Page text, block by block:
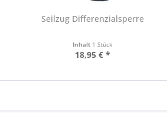
Seilzug Differenzialsperre
Inhalt 1 Stück
18,95 € *